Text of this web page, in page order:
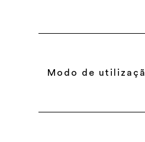
Modo de